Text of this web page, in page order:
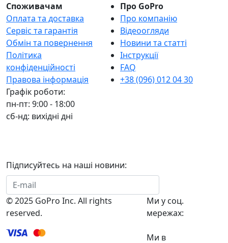
Споживачам
Оплата та доставка
Сервіс та гарантія
Обмін та повернення
Політика
конфіденційності
Правова інформація
Графік роботи:
пн-пт: 9:00 - 18:00
сб-нд: вихідні дні
Про GoPro
Про компанію
Відеоогляди
Новини та статті
Інструкції
FAQ
+38 (096) 012 04 30
Підписуйтесь на наші новини:
© 2025 GoPro Inc. All rights
reserved.
Ми у соц.
мережах:
Ми в